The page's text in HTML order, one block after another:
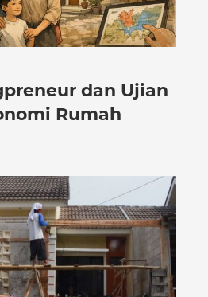
dan Ujian
Rumah